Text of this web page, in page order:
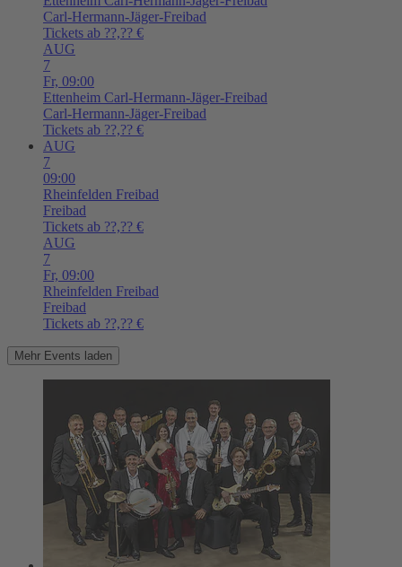
Carl-Hermann-Jäger-Freibad
Tickets ab ??,?? €
AUG
7
Fr, 09:00
Ettenheim Carl-Hermann-Jäger-Freibad
Carl-Hermann-Jäger-Freibad
Tickets ab ??,?? €
AUG
7
09:00
Rheinfelden Freibad
Freibad
Tickets ab ??,?? €
AUG
7
Fr, 09:00
Rheinfelden Freibad
Freibad
Tickets ab ??,?? €
Mehr Events laden